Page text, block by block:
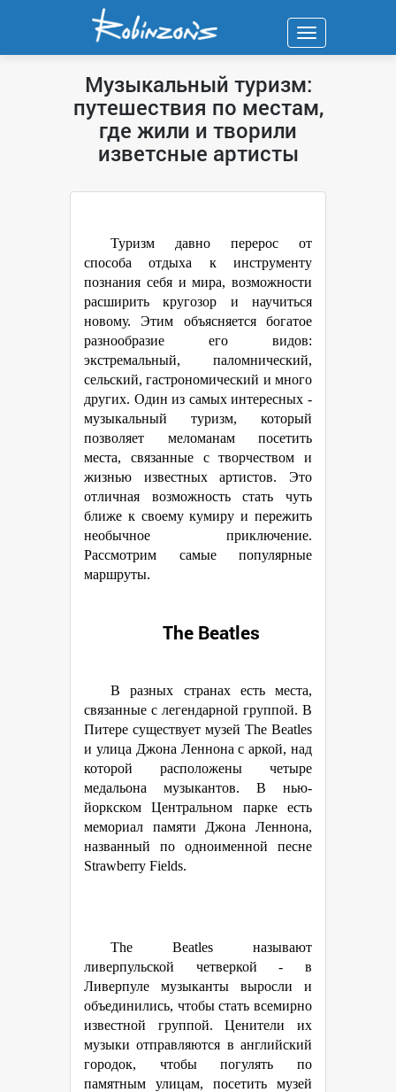
Навигация
Музыкальный туризм:
путешествия по местам,
где жили и творили
изветсные артисты
Туризм давно перерос от
способа отдыха к инструменту
познания себя и мира, возможности
расширить кругозор и научиться
новому. Этим объясняется богатое
разнообразие его видов:
экстремальный, паломнический,
сельский, гастрономический и много
других. Один из самых интересных -
музыкальный туризм, который
позволяет меломанам посетить
места, связанные с творчеством и
жизнью известных артистов. Это
отличная возможность стать чуть
ближе к своему кумиру и пережить
необычное приключение.
Рассмотрим самые популярные
маршруты.
The Beatles
В разных странах есть места,
связанные с легендарной группой. В
Питере существует музей The Beatles
и улица Джона Леннона с аркой, над
которой расположены четыре
медальона музыкантов. В нью-
йоркском Центральном парке есть
мемориал памяти Джона Леннона,
названный по одноименной песне
Strawberry Fields.
The Beatles называют
ливерпульской четверкой - в
Ливерпуле музыканты выросли и
объединились, чтобы стать всемирно
известной группой. Ценители их
музыки отправляются в английский
городок, чтобы погулять по
памятным улицам, посетить музей